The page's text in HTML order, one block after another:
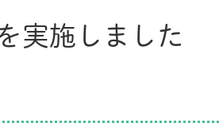
実施しました